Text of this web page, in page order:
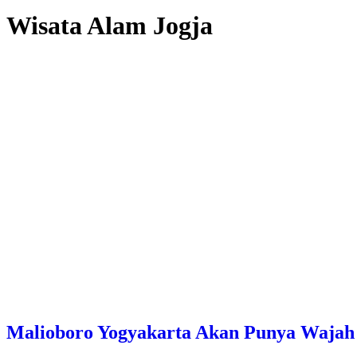
Wisata Alam Jogja
Malioboro Yogyakarta Akan Punya